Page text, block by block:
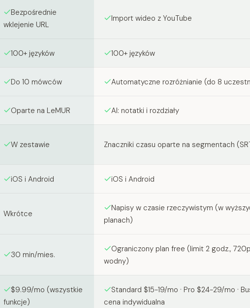
Bezpośrednie
wklejenie URL
Import wideo z YouTube
100+ języków 100+ języków
Do 10 mówców Automatyczne rozróżnianie (do 8
Oparte na LeMUR AI: notatki i rozdziały
W zestawie Znaczniki czasu oparte na segmentach
iOS i Android iOS i Android
Wkrótce
Napisy w czasie rzeczywistym (w
planach)
30 min/mies.
Ograniczony plan free (limit 2 godz.,
wodny)
$9.99/mo (wszystkie
funkcje)
Standard $15-19/mo · Pro $24-29/mo ·
cena indywidualna